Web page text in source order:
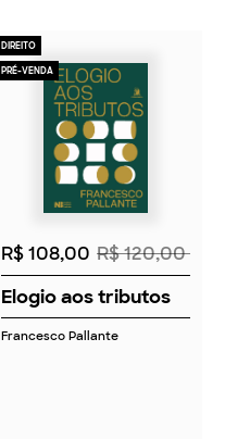
DIREITO
PRÉ-VENDA
2026
R$ 108,00 R$ 120,00
Elogio aos tributos
Francesco Pallante